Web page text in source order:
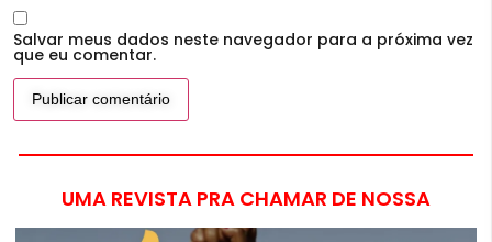
Salvar meus dados neste navegador para a próxima vez
que eu comentar.
UMA REVISTA PRA CHAMAR DE NOSSA